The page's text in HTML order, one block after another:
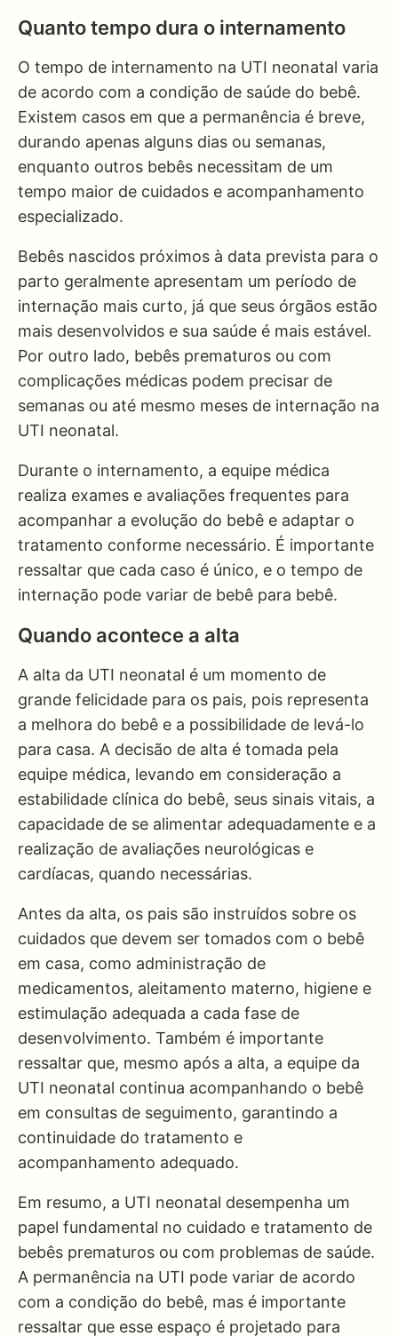
Quanto tempo dura o internamento
O tempo de internamento na UTI neonatal varia
de acordo com a condição de saúde do bebê.
Existem casos em que a permanência é breve,
durando apenas alguns dias ou semanas,
enquanto outros bebês necessitam de um
tempo maior de cuidados e acompanhamento
especializado.
Bebês nascidos próximos à data prevista para o
parto geralmente apresentam um período de
internação mais curto, já que seus órgãos estão
mais desenvolvidos e sua saúde é mais estável.
Por outro lado, bebês prematuros ou com
complicações médicas podem precisar de
semanas ou até mesmo meses de internação na
UTI neonatal.
Durante o internamento, a equipe médica
realiza exames e avaliações frequentes para
acompanhar a evolução do bebê e adaptar o
tratamento conforme necessário. É importante
ressaltar que cada caso é único, e o tempo de
internação pode variar de bebê para bebê.
Quando acontece a alta
A alta da UTI neonatal é um momento de
grande felicidade para os pais, pois representa
a melhora do bebê e a possibilidade de levá-lo
para casa. A decisão de alta é tomada pela
equipe médica, levando em consideração a
estabilidade clínica do bebê, seus sinais vitais, a
capacidade de se alimentar adequadamente e a
realização de avaliações neurológicas e
cardíacas, quando necessárias.
Antes da alta, os pais são instruídos sobre os
cuidados que devem ser tomados com o bebê
em casa, como administração de
medicamentos, aleitamento materno, higiene e
estimulação adequada a cada fase de
desenvolvimento. Também é importante
ressaltar que, mesmo após a alta, a equipe da
UTI neonatal continua acompanhando o bebê
em consultas de seguimento, garantindo a
continuidade do tratamento e
acompanhamento adequado.
Em resumo, a UTI neonatal desempenha um
papel fundamental no cuidado e tratamento de
bebês prematuros ou com problemas de saúde.
A permanência na UTI pode variar de acordo
com a condição do bebê, mas é importante
ressaltar que esse espaço é projetado para